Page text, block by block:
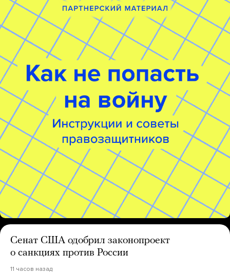
Сенат США одобрил законопроект
о санкциях против России
11 часов назад